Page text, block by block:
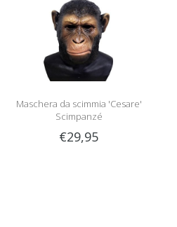
Maschera da scimmia 'Cesare'
Scimpanzé
€29,95